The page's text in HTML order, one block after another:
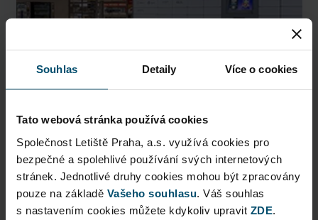
Souhlas Detaily Více o cookies
Tato webová stránka používá cookies
Společnost Letiště Praha, a.s. využívá cookies pro
bezpečné a spolehlivé používání svých internetových
stránek. Jednotlivé druhy cookies mohou být zpracovány
pouze na základě Vašeho souhlasu. Váš souhlas
s nastavením cookies můžete kdykoliv upravit ZDE.
AlzaBox
Pick up conveniently and nonstop from AlzaBox ...
Public Area